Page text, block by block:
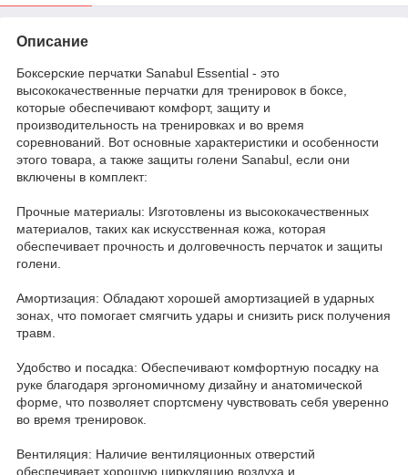
Описание
Боксерские перчатки Sanabul Essential - это
высококачественные перчатки для тренировок в боксе,
которые обеспечивают комфорт, защиту и
производительность на тренировках и во время
соревнований. Вот основные характеристики и особенности
этого товара, а также защиты голени Sanabul, если они
включены в комплект:
Прочные материалы: Изготовлены из высококачественных
материалов, таких как искусственная кожа, которая
обеспечивает прочность и долговечность перчаток и защиты
голени.
Амортизация: Обладают хорошей амортизацией в ударных
зонах, что помогает смягчить удары и снизить риск получения
травм.
Удобство и посадка: Обеспечивают комфортную посадку на
руке благодаря эргономичному дизайну и анатомической
форме, что позволяет спортсмену чувствовать себя уверенно
во время тренировок.
Вентиляция: Наличие вентиляционных отверстий
обеспечивает хорошую циркуляцию воздуха и